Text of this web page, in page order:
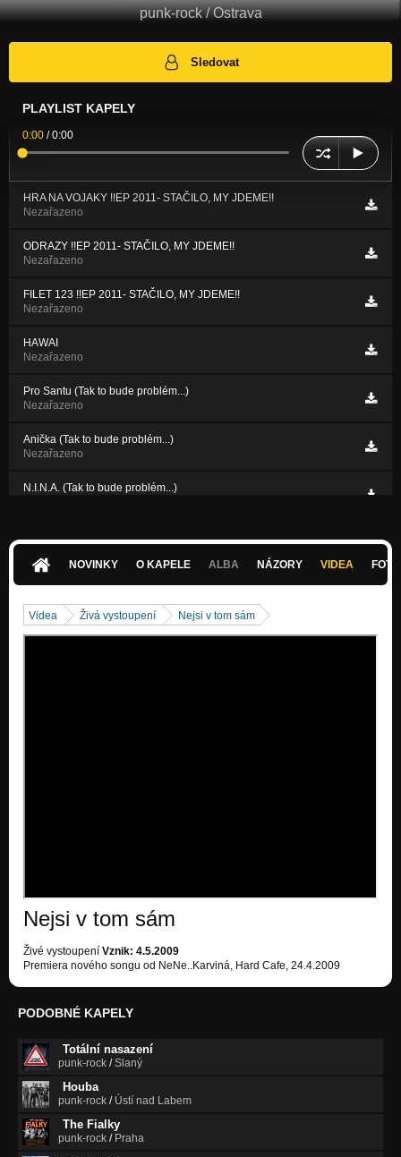
punk-rock / Ostrava
Sledovat
PLAYLIST KAPELY
0:00 /0:00
HRA NA VOJAKY !!EP 2011- STAČILO, MY JDEME!!
Nezařazeno
ODRAZY !!EP 2011- STAČILO, MY JDEME!!
Nezařazeno
FILET 123 !!EP 2011- STAČILO, MY JDEME!!
Nezařazeno
HAWAI
Nezařazeno
Pro Santu (Tak to bude problém...)
Nezařazeno
Anička (Tak to bude problém...)
Nezařazeno
N.I.N.A. (Tak to bude problém...)
NOVINKY O KAPELE ALBA NÁZORY VIDEA
Videa Živá vystoupení Nejsi v tom sám
Nejsi v tom sám
Živé vystoupení Vznik: 4.5.2009
Premiera nového songu od NeNe..Karviná, Hard Cafe, 24.4.2009
PODOBNÉ KAPELY
Totální nasazení
punk-rock /Slaný
Houba
punk-rock / Ústí nad Labem
The Fialky
punk-rock / Praha